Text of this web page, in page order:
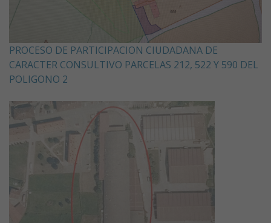
PROCESO DE PARTICIPACION CIUDADANA DE
CARACTER CONSULTIVO PARCELAS 212, 522 Y 590 DEL
POLIGONO 2